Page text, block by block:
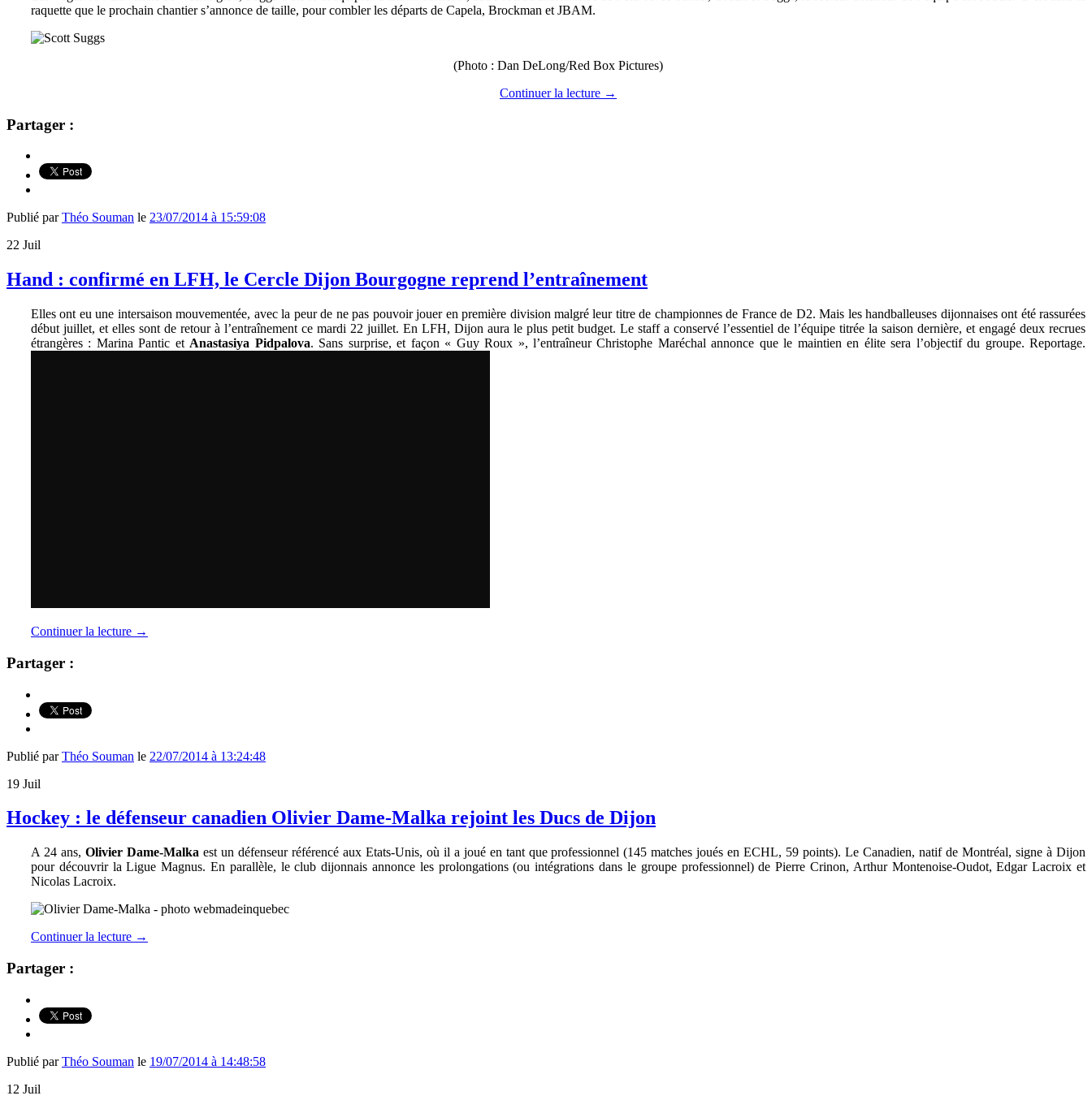
raquette que le prochain chantier s’annonce de taille, pour combler les départs de Capela, Brockman et JBAM.
(Photo : Dan DeLong/Red Box Pictures)
Continuer la lecture →
Partager :
Publié parThéo Souman le 23/07/2014 à 15:59:08
22 Juil
Hand : confirmé en LFH, le Cercle Dijon Bourgogne reprend l’entraînement
Elles ont eu une intersaison mouvementée, avec la peur de ne pas pouvoir jouer en première division malgré leur titre de championnes de France de D2. Mais les handballeuses dijonnaises ont été rassurées
début juillet, et elles sont de retour à l’entraînement ce mardi 22 juillet. En LFH, Dijon aura le plus petit budget. Le staff a conservé l’essentiel de l’équipe titrée la saison dernière, et engagé deux recrues
étrangères : Marina Pantic et Anastasiya Pidpalova. Sans surprise, et façon « Guy Roux », l’entraîneur Christophe Maréchal annonce que le maintien en élite sera l’objectif du groupe. Reportage.
Continuer la lecture →
Partager :
Publié parThéo Souman le 22/07/2014 à 13:24:48
19 Juil
Hockey : le défenseur canadien Olivier Dame-Malka rejoint les Ducs de Dijon
A 24 ans, Olivier Dame-Malka est un défenseur référencé aux Etats-Unis, où il a joué en tant que professionnel (145 matches joués en ECHL, 59 points). Le Canadien, natif de Montréal, signe à Dijon
pour découvrir la Ligue Magnus. En parallèle, le club dijonnais annonce les prolongations (ou intégrations dans le groupe professionnel) de Pierre Crinon, Arthur Montenoise-Oudot, Edgar Lacroix et
Nicolas Lacroix.
Continuer la lecture →
Partager :
Publié parThéo Souman le 19/07/2014 à 14:48:58
12 Juil